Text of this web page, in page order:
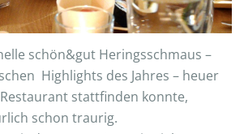
schön&gut Heringsschmaus –
Highlights des Jahres – heuer
stattfinden konnte,
schon traurig.